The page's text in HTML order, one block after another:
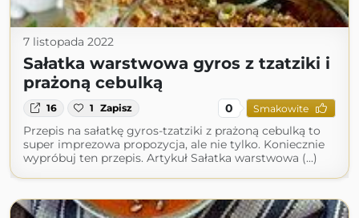
7 listopada 2022
Sałatka warstwowa gyros z tzatziki i
prażoną cebulką
16 1 Zapisz 0 Smakowite
Przepis na sałatkę gyros-tzatziki z prażoną cebulką to
super imprezowa propozycja, ale nie tylko. Koniecznie
wypróbuj ten przepis. Artykuł Sałatka warstwowa (...)